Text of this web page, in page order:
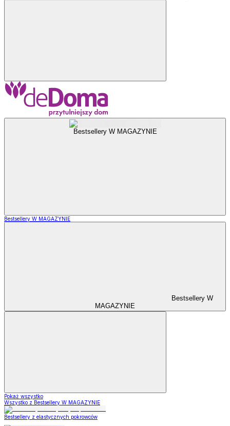
Bestsellery W MAGAZYNIE
Bestsellery W MAGAZYNIE
Bestsellery W
MAGAZYNIE
Pokaż wszystko
Wszystko z Bestsellery W MAGAZYNIE
Bestsellery z elastycznych pokrowców